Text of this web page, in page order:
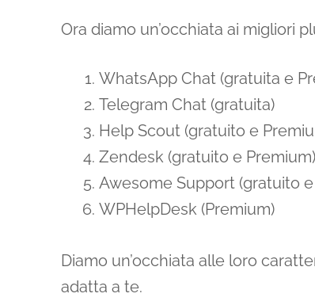
Ora diamo un’occhiata ai migliori
WhatsApp Chat (gratuita e
Telegram Chat (gratuita)
Help Scout (gratuito e
Zendesk (gratuito e Premium)
Awesome Support (gratuito
WPHelpDesk (Premium)
Diamo un’occhiata alle loro
adatta a te.